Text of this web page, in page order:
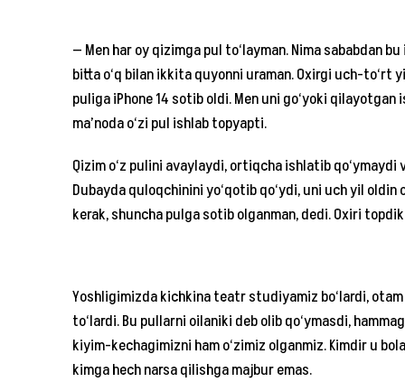
— Men har oy qizimga pul to‘layman. Nima sababdan
bitta o‘q bilan ikkita quyonni uraman. Oxirgi uch-to‘rt
puliga iPhone 14 sotib oldi. Men uni go‘yoki
ma’noda o‘zi pul ishlab topyapti.
Qizim o‘z pulini avaylaydi, ortiqcha ishlatib qo‘ymaydi
Dubayda quloqchinini yo‘qotib qo‘ydi, uni uch yil
kerak, shuncha pulga sotib olganman, dedi. Oxiri
Yoshligimizda kichkina teatr studiyamiz bo‘lardi,
to‘lardi. Bu pullarni oilaniki deb olib qo‘ymasdi,
kiyim-kechagimizni ham o‘zimiz olganmiz. Kimdir u
kimga hech narsa qilishga majbur emas.